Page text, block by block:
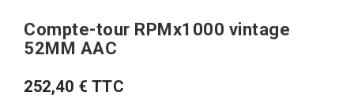
Compte-tour RPMx1000 vintage
52MM AAC
252,40 € TTC